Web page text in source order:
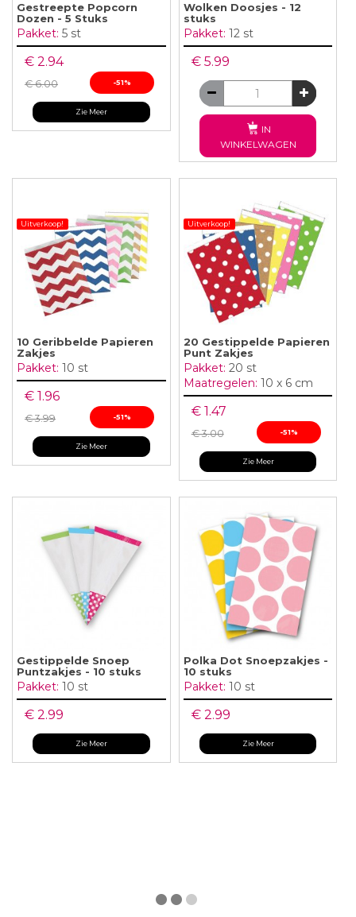
Gestreepte Popcorn
Dozen - 5 Stuks
Pakket: 5 st
€ 2.94
€ 6.00 -51%
Zie Meer
Wolken Doosjes - 12
stuks
Pakket: 12 st
€ 5.99
IN
WINKELWAGEN
Uitverkoop!
10 Geribbelde Papieren
Zakjes
Pakket: 10 st
€ 1.96
€ 3.99 -51%
Zie Meer
Uitverkoop!
20 Gestippelde Papieren
Punt Zakjes
Pakket: 20 st
Maatregelen: 10 x 6 cm
€ 1.47
€ 3.00 -51%
Zie Meer
Gestippelde Snoep
Puntzakjes - 10 stuks
Pakket: 10 st
€ 2.99
Zie Meer
Polka Dot Snoepzakjes -
10 stuks
Pakket: 10 st
€ 2.99
Zie Meer